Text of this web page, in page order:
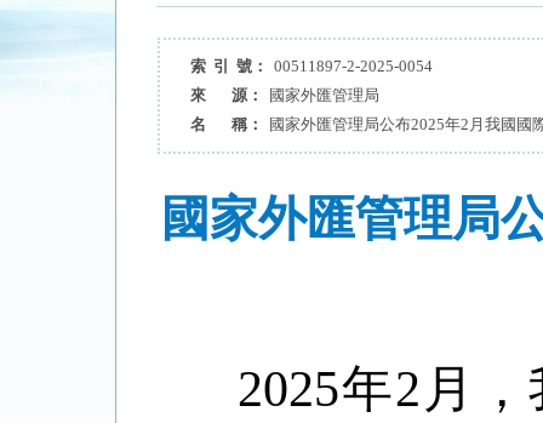
索 引 號：
00511897-2-2025-0054
來 源：
國家外匯管理局
名 稱：
國家外匯管理局公布2025年2月我國國
國家外匯管理局
2025年2 月